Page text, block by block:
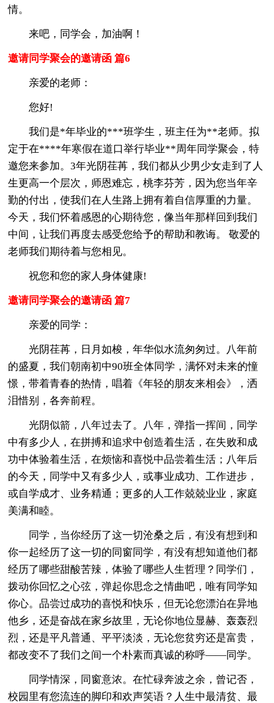
情。
来吧，同学会，加油啊！
邀请同学聚会的邀请函 篇6
亲爱的老师：
您好!
我们是*年毕业的***班学生，班主任为**老师。拟
定于在****年寒假在道口举行毕业**周年同学聚会，特
邀您来参加。3年光阴荏苒，我们都从少男少女走到了人
生更高一个层次，师恩难忘，桃李芬芳，因为您当年辛
勤的付出，使我们在人生路上拥有着自信厚重的力量。
今天，我们怀着感恩的心期待您，像当年那样回到我们
中间，让我们再度去感受您给予的帮助和教诲。 敬爱的
老师我们期待着与您相见。
祝您和您的家人身体健康!
邀请同学聚会的邀请函 篇7
亲爱的同学：
光阴荏苒，日月如梭，年华似水流匆匆过。八年前
的盛夏，我们朝南初中90班全体同学，满怀对未来的憧
憬，带着青春的热情，唱着《年轻的朋友来相会》，洒
泪惜别，各奔前程。
光阴似箭，八年过去了。八年，弹指一挥间，同学
中有多少人，在拼搏和追求中创造着生活，在失败和成
功中体验着生活，在烦恼和喜悦中品尝着生活；八年后
的今天，同学中又有多少人，或事业成功、工作进步，
或自学成才、业务精通；更多的人工作兢兢业业，家庭
美满和睦。
同学，当你经历了这一切沧桑之后，有没有想到和
你一起经历了这一切的同窗同学，有没有想知道他们都
经历了哪些甜酸苦辣，体验了哪些人生哲理？同学们，
拨动你回忆之心弦，弹起你思念之情曲吧，唯有同学知
你心。品尝过成功的喜悦和快乐，但无论您漂泊在异地
他乡，还是奋战在家乡故里，无论你地位显赫、轰轰烈
烈，还是平凡普通、平平淡淡，无论您贫穷还是富贵，
都改变不了我们之间一个朴素而真诚的称呼——同学。
同学情深，同窗意浓。在忙碌奔波之余，曾记否，
校园里有您流连的脚印和欢声笑语？人生中最清贫、最